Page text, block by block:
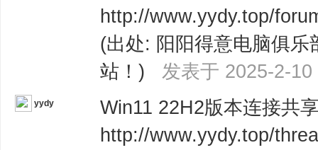
http://www.yydy.top/
(出处: 阳阳得意电脑俱
站！) 发表于 2025-2-10
yydy
Win11 22H2版本连接共
http://www.yydy.top/